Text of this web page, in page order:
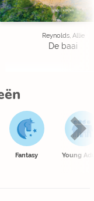
Reynolds, Allie
De baai
Fantasy Young